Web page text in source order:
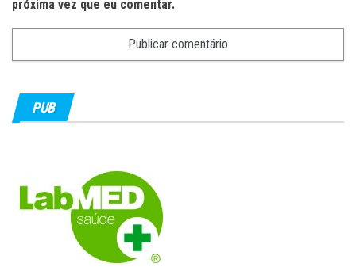
próxima vez que eu comentar.
PUB